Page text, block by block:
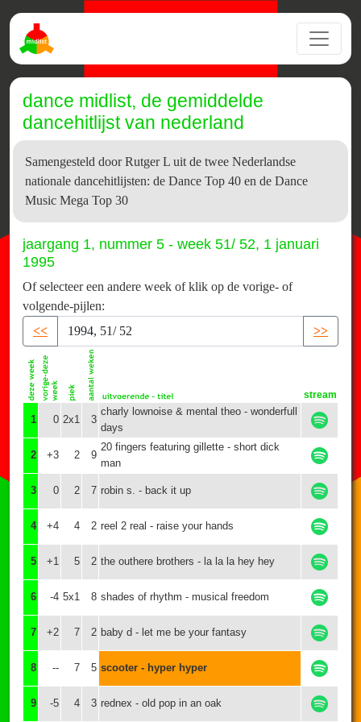
dance midlist, de gemiddelde
dancehitlijst van nederland
Samengesteld door Rutger L uit de twee Nederlandse
nationale dancehitlijsten: de Dance Top 40 en de Dance
Music Mega Top 30
jaargang 1, nummer 5 - week 51/ 52, 1 januari
1995
Of selecteer een andere week of klik op de vorige- of
volgende-pijlen:
<<
>>
stream
1 0 2x1 3
charly lownoise & mental theo - wonderfull
days
2 +3 2 9
20 fingers featuring gillette - short dick
man
3 0 2 7 robin s. - back it up
4 +4 4 2 reel 2 real - raise your hands
5 +1 5 2 the outhere brothers - la la la hey hey
6 -4 5x1 8 shades of rhythm - musical freedom
7 +2 7 2 baby d - let me be your fantasy
8 -- 7 5 scooter - hyper hyper
9 -5 4 3 rednex - old pop in an oak